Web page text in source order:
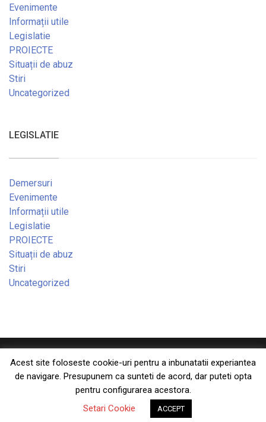
Evenimente
Informații utile
Legislatie
PROIECTE
Situații de abuz
Stiri
Uncategorized
LEGISLATIE
Demersuri
Evenimente
Informații utile
Legislatie
PROIECTE
Situații de abuz
Stiri
Uncategorized
Copyright © 2026 — Consiliul Național al Dizabilității din
România. All Rights Reserved
WPZOOM
Acest site foloseste cookie-uri pentru a inbunatatii experiantea
de navigare. Presupunem ca sunteti de acord, dar puteti opta
pentru configurarea acestora.
Setari Cookie
ACCEPT